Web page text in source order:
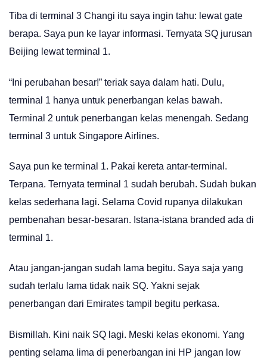
Tiba di terminal 3 Changi itu saya ingin tahu: lewat gate
berapa. Saya pun ke layar informasi. Ternyata SQ jurusan
Beijing lewat terminal 1.
“Ini perubahan besar!” teriak saya dalam hati. Dulu,
terminal 1 hanya untuk penerbangan kelas bawah.
Terminal 2 untuk penerbangan kelas menengah. Sedang
terminal 3 untuk Singapore Airlines.
Saya pun ke terminal 1. Pakai kereta antar-terminal.
Terpana. Ternyata terminal 1 sudah berubah. Sudah bukan
kelas sederhana lagi. Selama Covid rupanya dilakukan
pembenahan besar-besaran. Istana-istana branded ada di
terminal 1.
Atau jangan-jangan sudah lama begitu. Saya saja yang
sudah terlalu lama tidak naik SQ. Yakni sejak
penerbangan dari Emirates tampil begitu perkasa.
Bismillah. Kini naik SQ lagi. Meski kelas ekonomi. Yang
penting selama lima di penerbangan ini HP jangan low